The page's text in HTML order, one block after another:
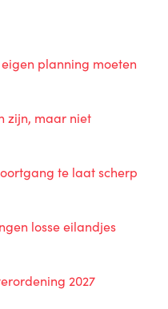
planning moeten
zijn, maar niet
te laat scherp
losse eilandjes
2027